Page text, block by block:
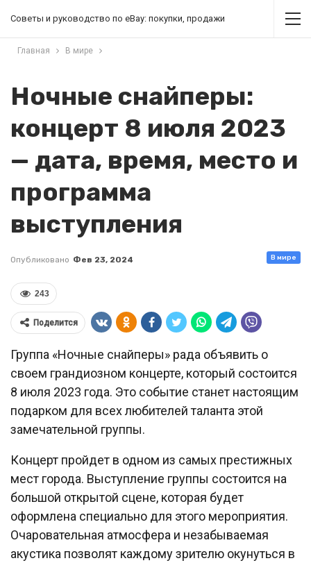
Советы и руководство по eBay: покупки, продажи
Главная В мире
Ночные снайперы:
концерт 8 июля 2023
— дата, время, место и
программа
выступления
В мире
Опубликовано Фев 23, 2024
243
Поделится
Группа «Ночные снайперы» рада объявить о
своем грандиозном концерте, который состоится
8 июля 2023 года. Это событие станет настоящим
подарком для всех любителей таланта этой
замечательной группы.
Концерт пройдет в одном из самых престижных
мест города. Выступление группы состоится на
большой открытой сцене, которая будет
оформлена специально для этого мероприятия.
Очаровательная атмосфера и незабываемая
акустика позволят каждому зрителю окунуться в